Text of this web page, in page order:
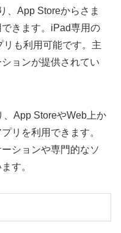
、App Storeからさま
きます。iPad専用の
も利用可能です。主
ョンが提供されてい
、App StoreやWeb上か
リを利用できます。
ションや専門的なソ
す。